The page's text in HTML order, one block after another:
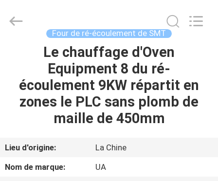
MAISON
PRODUITS
DE
NOUS
2026
UNIQUE
Four de ré-écoulement de SMT
Le chauffage d'Oven
Equipment 8 du ré-
écoulement 9KW répartit en
zones le PLC sans plomb de
maille de 450mm
Lieu d'origine:
La Chine
Nom de marque:
UA